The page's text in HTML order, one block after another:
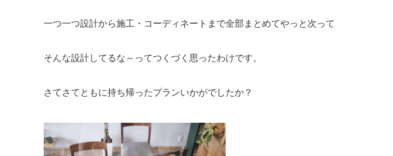
一つ一つ設計から施工・コーディネートまで全部まとめてやっと次って
そんな設計してるな～ってつくづく思ったわけです。
さてさてともに持ち帰ったプランいかがでしたか？